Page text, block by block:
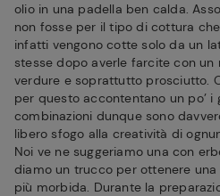
olio in una padella ben calda.
non fosse per il tipo di cottura
infatti vengono cotte solo da un
stesse dopo averle farcite con un
verdure e soprattutto prosciutto.
per questo accontentano un po’ i
combinazioni dunque sono
libero sfogo alla creatività di
Noi ve ne suggeriamo una con
diamo un trucco per ottenere
più morbida. Durante la